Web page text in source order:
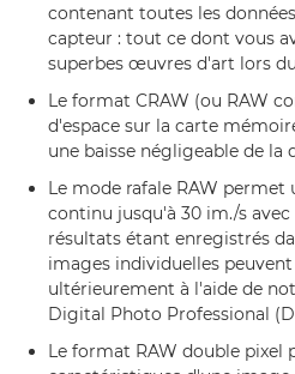
contenant toutes les
capteur : tout ce dont vous
superbes œuvres d'art lors
Le format CRAW (ou RAW
d'espace sur la carte
une baisse négligeable de la
Le mode rafale RAW permet
continu jusqu'à 30 im./s avec
résultats étant enregistrés
images individuelles
ultérieurement à l'aide de
Digital Photo Professional
Le format RAW double pixel